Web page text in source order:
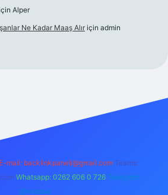
Alper
Ne Kadar Maaş Alır için admin
E-mail: backlinkpaneli@gmail.com Teams:
Whatsapp: 0262 606 0 726 Telegram:
@karabul